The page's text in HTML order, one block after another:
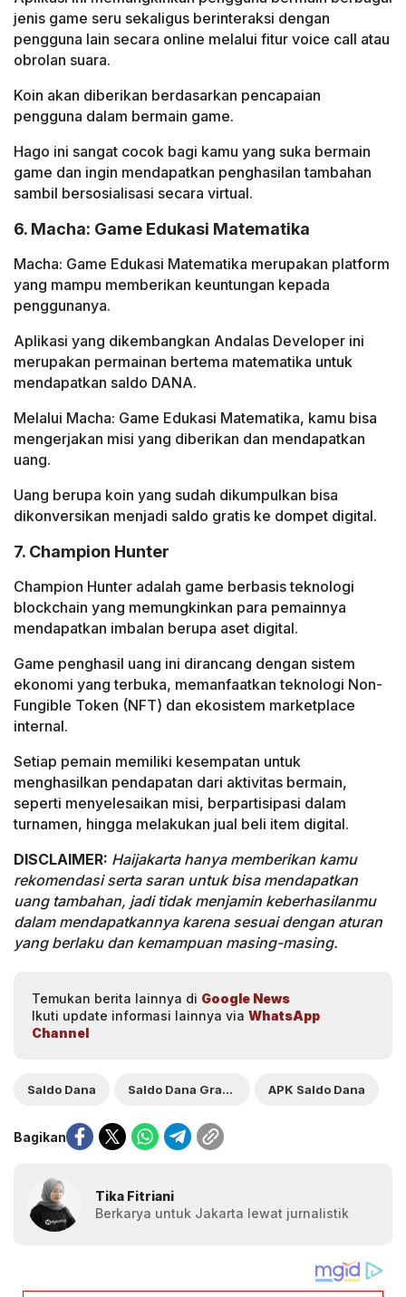
jenis game seru sekaligus berinteraksi dengan
pengguna lain secara online melalui fitur voice call atau
obrolan suara.
Koin akan diberikan berdasarkan pencapaian
pengguna dalam bermain game.
Hago ini sangat cocok bagi kamu yang suka bermain
game dan ingin mendapatkan penghasilan tambahan
sambil bersosialisasi secara virtual.
6. Macha: Game Edukasi Matematika
Macha: Game Edukasi Matematika merupakan platform
yang mampu memberikan keuntungan kepada
penggunanya.
Aplikasi yang dikembangkan Andalas Developer ini
merupakan permainan bertema matematika untuk
mendapatkan saldo DANA.
Melalui Macha: Game Edukasi Matematika, kamu bisa
mengerjakan misi yang diberikan dan mendapatkan
uang.
Uang berupa koin yang sudah dikumpulkan bisa
dikonversikan menjadi saldo gratis ke dompet digital.
7. Champion Hunter
Champion Hunter adalah game berbasis teknologi
blockchain yang memungkinkan para pemainnya
mendapatkan imbalan berupa aset digital.
Game penghasil uang ini dirancang dengan sistem
ekonomi yang terbuka, memanfaatkan teknologi Non-
Fungible Token (NFT) dan ekosistem marketplace
internal.
Setiap pemain memiliki kesempatan untuk
menghasilkan pendapatan dari aktivitas bermain,
seperti menyelesaikan misi, berpartisipasi dalam
turnamen, hingga melakukan jual beli item digital.
DISCLAIMER: Haijakarta hanya memberikan kamu
rekomendasi serta saran untuk bisa mendapatkan
uang tambahan, jadi tidak menjamin keberhasilanmu
dalam mendapatkannya karena sesuai dengan aturan
yang berlaku dan kemampuan masing-masing.
Temukan berita lainnya di Google News
Ikuti update informasi lainnya via WhatsApp
Channel
Saldo Dana Saldo Dana Gratis APK Saldo Dana
Bagikan
Tika Fitriani
Berkarya untuk Jakarta lewat jurnalistik